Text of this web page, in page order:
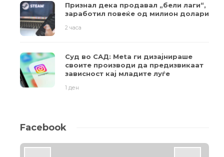
Признал дека продавал „бели лаги“,
заработил повеќе од милион долари
2 часа
Суд во САД: Meta ги дизајнираше
своите производи да предизвикаат
зависност кај младите луѓе
1 ден
Facebook